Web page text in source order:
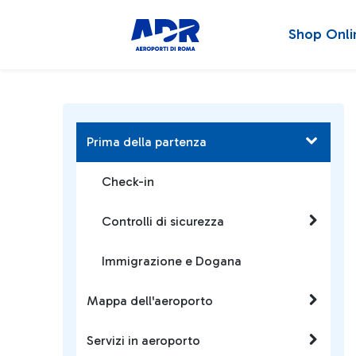
Shop
Prima della partenza
Check-in
Controlli di sicurezza
Immigrazione e Dogana
Mappa dell'aeroporto
Servizi in aeroporto